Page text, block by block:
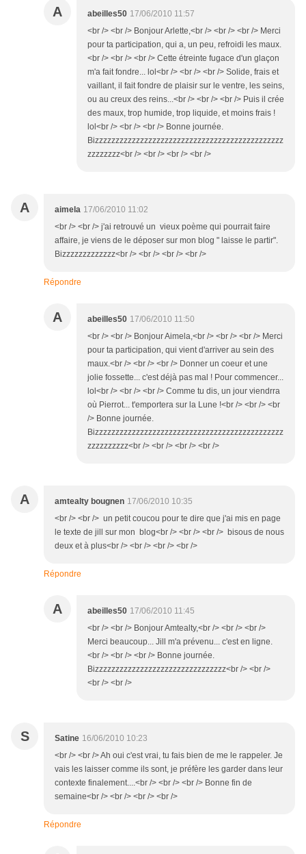
A abeilles50 17/06/2010 11:57
<br /> <br /> Bonjour Arlette,<br /> <br /> <br /> Merci
pour ta participation, qui a, un peu, refroidi les maux.
<br /> <br /> <br /> Cette étreinte fugace d'un glaçon
m'a fait fondre... lol<br /> <br /> <br /> Solide, frais et
vaillant, il fait fondre de plaisir sur le ventre, les seins,
ou au creux des reins...<br /> <br /> <br /> Puis il crée
des maux, trop humide, trop liquide, et moins frais !
lol<br /> <br /> <br /> Bonne journée.
Bizzzzzzzzzzzzzzzzzzzzzzzzzzzzzzzzzzzzzzzzzzzzzz
zzzzzzzz<br /> <br /> <br /> <br />
A aimela 17/06/2010 11:02
<br /> <br /> j'ai retrouvé un vieux poème qui pourrait faire
affaire, je viens de le déposer sur mon blog " laisse le partir".
Bizzzzzzzzzzzzz<br /> <br /> <br /> <br />
Répondre
A abeilles50 17/06/2010 11:50
<br /> <br /> Bonjour Aimela,<br /> <br /> <br /> Merci
pour ta participation, qui vient d'arriver au sein des
maux.<br /> <br /> <br /> Donner un coeur et une
jolie fossette... c'est déjà pas mal ! Pour commencer...
lol<br /> <br /> <br /> Comme tu dis, un jour viendrra
où Pierrot... t'emportera sur la Lune !<br /> <br /> <br
/> Bonne journée.
Bizzzzzzzzzzzzzzzzzzzzzzzzzzzzzzzzzzzzzzzzzzzzzz
zzzzzzzzzz<br /> <br /> <br /> <br />
A amtealty bougnen 17/06/2010 10:35
<br /> <br /> un petit coucou pour te dire que j'ai mis en page
le texte de jill sur mon blog<br /> <br /> <br /> bisous de nous
deux et à plus<br /> <br /> <br /> <br />
Répondre
A abeilles50 17/06/2010 11:45
<br /> <br /> Bonjour Amtealty,<br /> <br /> <br />
Merci beaucoup... Jill m'a prévenu... c'est en ligne.
<br /> <br /> <br /> Bonne journée.
Bizzzzzzzzzzzzzzzzzzzzzzzzzzzzzzzz<br /> <br />
<br /> <br />
S Satine 16/06/2010 10:23
<br /> <br /> Ah oui c'est vrai, tu fais bien de me le rappeler. Je
vais les laisser comme ils sont, je préfère les garder dans leur
contexte finalement....<br /> <br /> <br /> Bonne fin de
semaine<br /> <br /> <br /> <br />
Répondre